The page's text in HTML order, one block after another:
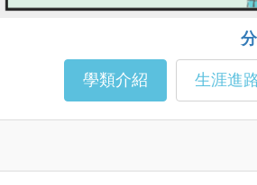
學類介紹 生涯進